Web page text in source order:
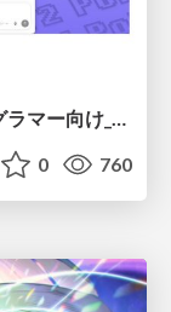
20260608_Codexの可能性_ノンプログラマー向け_大城追記
0 760